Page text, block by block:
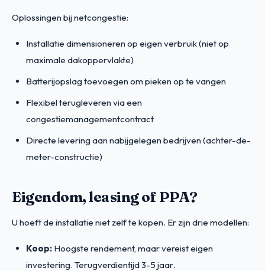
Oplossingen bij netcongestie:
Installatie dimensioneren op eigen verbruik (niet op
maximale dakoppervlakte)
Batterijopslag toevoegen om pieken op te vangen
Flexibel terugleveren via een
congestiemanagementcontract
Directe levering aan nabijgelegen bedrijven (achter-de-
meter-constructie)
Eigendom, leasing of PPA?
U hoeft de installatie niet zelf te kopen. Er zijn drie modellen:
Koop: Hoogste rendement, maar vereist eigen
investering. Terugverdientijd 3-5 jaar.